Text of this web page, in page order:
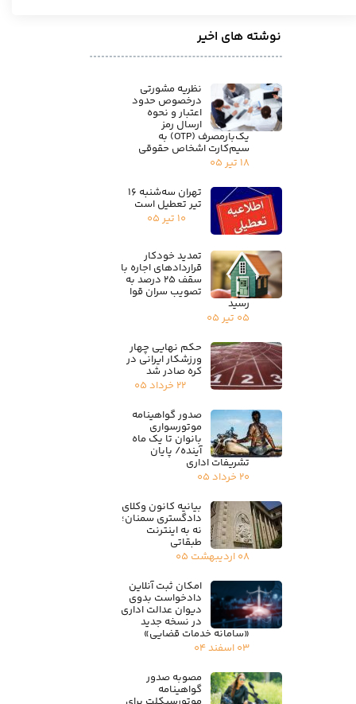
نوشته های اخیر
نظریه مشورتی
درخصوص حدود
اعتبار و نحوه
ارسال رمز
یک‌بارمصرف (OTP) به
سیم‌کارت اشخاص حقوقی
۱۸ تیر ۰۵
تهران سه‌شنبه ۱۶
تیر تعطیل است
۱۰ تیر ۰۵
تمدید خودکار
قراردادهای اجاره با
سقف ۲۵ درصد به
تصویب سران قوا
رسید
۰۵ تیر ۰۵
حکم نهایی چهار
ورزشکار ایرانی در
کره صادر شد
۲۲ خرداد ۰۵
صدور گواهینامه
موتورسواری
بانوان تا یک ماه
آینده/ پایان
تشریفات اداری
۲۰ خرداد ۰۵
بیانیه کانون وکلای
دادگستری سمنان؛
نه به اینترنت
طبقاتی
۰۸ اردیبهشت ۰۵
امکان ثبت آنلاین
دادخواست بدوی
دیوان عدالت اداری
در نسخه جدید
«سامانه خدمات قضایی»
۰۳ اسفند ۰۴
مصوبه صدور
گواهینامه